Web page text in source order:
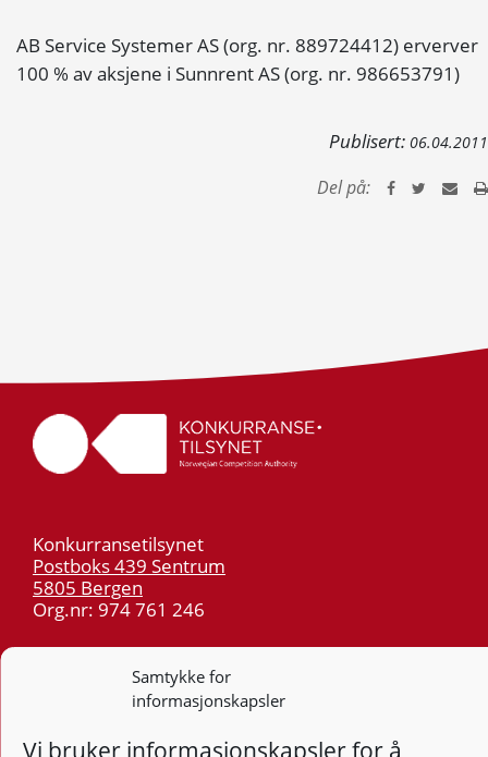
Samtykke for
informasjonskapsler
Vi bruker informasjonskapsler for å
AB Service Systemer AS (org. nr. 889724412) erverver
100 % av aksjene i Sunnrent AS (org. nr. 986653791)
Publisert: 06.04.2011
Del på:
Konkurransetilsynet
Postboks 439 Sentrum
5805 Bergen
Org.nr: 974 761 246
55 59 75 00
post@kt.no